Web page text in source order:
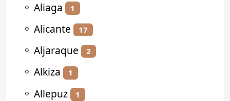
⚬ Aliaga 1
⚬ Alicante 17
⚬ Aljaraque 2
⚬ Alkiza 1
⚬ Allepuz 1